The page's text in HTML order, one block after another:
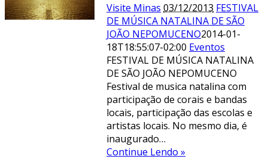
Visite Minas 03/12/2013 FESTIVAL
DE MÚSICA NATALINA DE SÃO
JOÃO NEPOMUCENO2014-01-
18T18:55:07-02:00 Eventos
FESTIVAL DE MÚSICA NATALINA
DE SÃO JOÃO NEPOMUCENO
Festival de musica natalina com
participação de corais e bandas
locais, participação das escolas e
artistas locais. No mesmo dia, é
inaugurado…
Continue Lendo »